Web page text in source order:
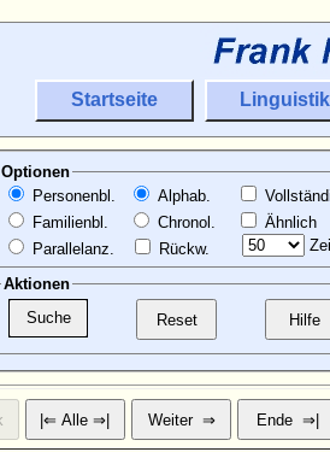
Startseite Linguistik
Optionen
Personenbl.
Familienbl.
Parallelanz.
Alphab.
Chronol.
Rückw.
Ähnlich
Aktionen